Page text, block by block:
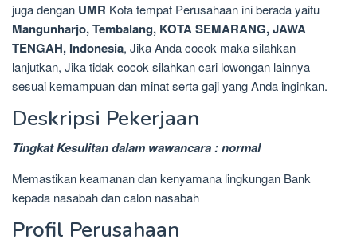
juga dengan UMR Kota tempat Perusahaan ini berada yaitu
Mangunharjo, Tembalang, KOTA SEMARANG, JAWA
TENGAH, Indonesia, Jika Anda cocok maka silahkan
lanjutkan, Jika tidak cocok silahkan cari lowongan lainnya
sesuai kemampuan dan minat serta gaji yang Anda inginkan.
Deskripsi Pekerjaan
Tingkat Kesulitan dalam wawancara : normal
Memastikan keamanan dan kenyamana lingkungan Bank
kepada nasabah dan calon nasabah
Profil Perusahaan